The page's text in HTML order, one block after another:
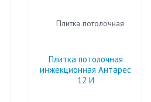
Плитка потолочная
инжекционная Антарес
12 И